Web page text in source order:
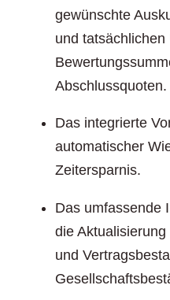
gewünschte
und
Abschlussquoten.
Das integrierte
automatischer
Zeitersparnis.
Das umfassende
die
und